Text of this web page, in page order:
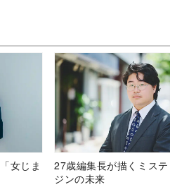
女じま
27歳編集長が描くミス
ジンの未来